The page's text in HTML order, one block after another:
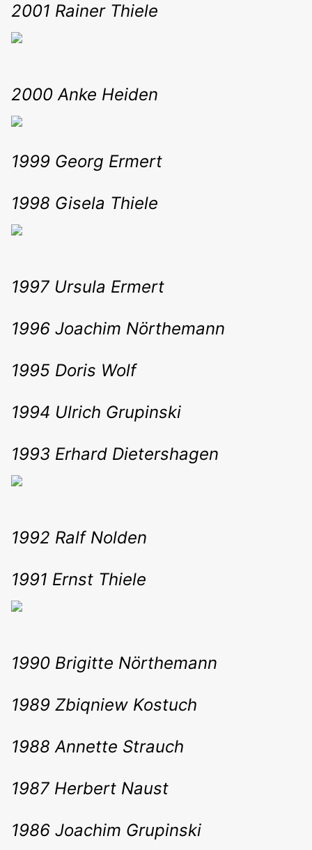
2001 Rainer Thiele
2000 Anke Heiden
1999 Georg Ermert
1998 Gisela Thiele
1997 Ursula Ermert
1996 Joachim Nörthemann
1995 Doris Wolf
1994 Ulrich Grupinski
1993 Erhard Dietershagen
1992 Ralf Nolden
1991 Ernst Thiele
1990 Brigitte Nörthemann
1989 Zbiqniew Kostuch
1988 Annette Strauch
1987 Herbert Naust
1986 Joachim Grupinski